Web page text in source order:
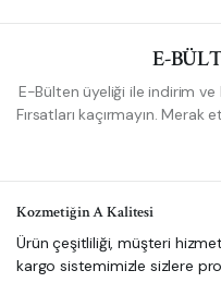
E-
E-Bülten üyeliği ile indirim ve
Fırsatları kaçırmayın.
Kozmetiğin A Kalitesi
Ürün çeşitliliği, müşteri
kargo sistemimizle sizlere